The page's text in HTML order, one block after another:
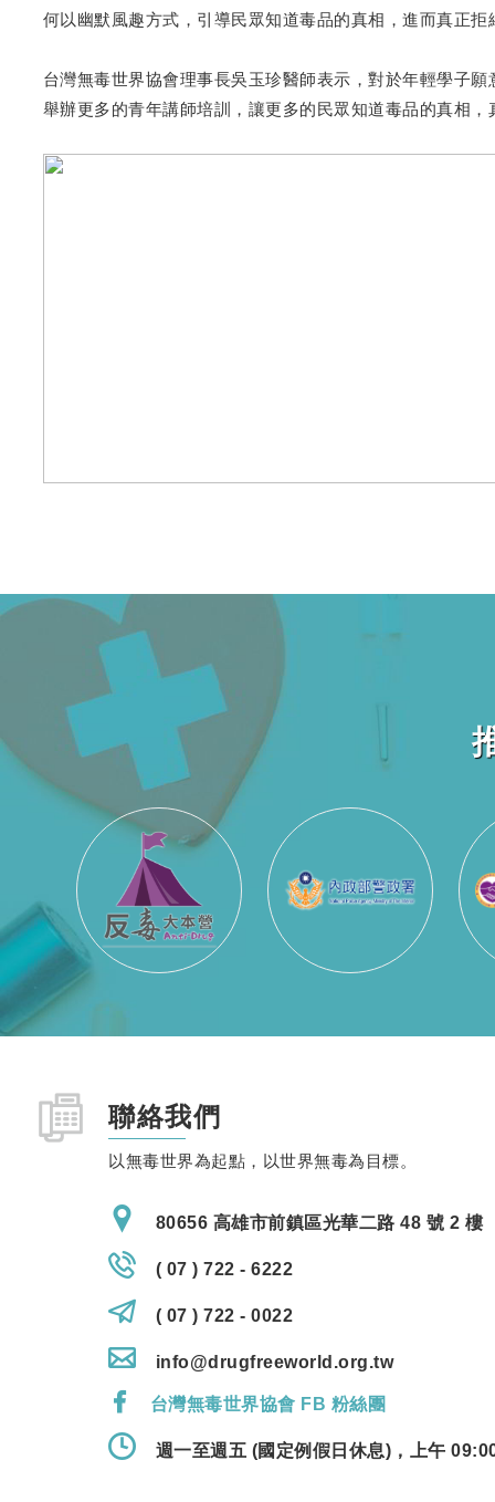
何以幽默風趣方式，引導民眾知道毒品的真相，進而真正拒
台灣無毒世界協會理事長吳玉珍醫師表示，對於年輕學子
舉辦更多的青年講師培訓，讓更多的民眾知道毒品的真相
聯絡我們
以無毒世界為起點，以世界無毒為目標。
80656 高雄市前鎮區光華二路 48 號 2 樓
( 07 ) 722 - 6222
( 07 ) 722 - 0022
info@drugfreeworld.org.tw
台灣無毒世界協會 FB 粉絲團
週一至週五 (國定例假日休息)，上午